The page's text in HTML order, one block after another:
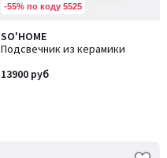
-55% по коду 5525
SO'HOME
Подсвечник из керамики
13900 руб